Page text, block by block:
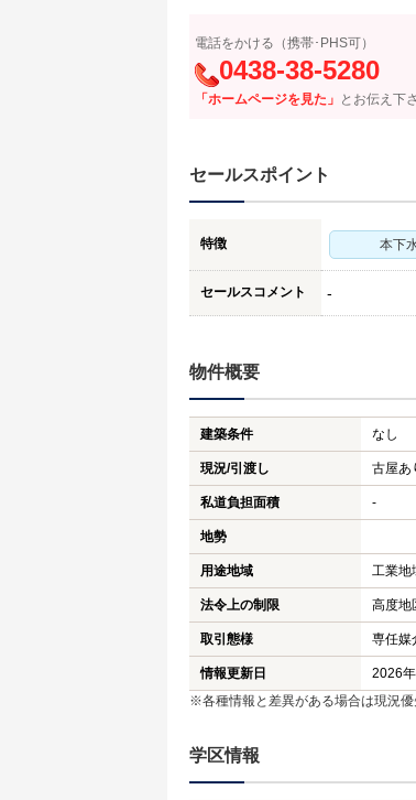
電話をかける（携帯･PHS可）
0438-38-5280
「ホームページを見た」 とお伝え下
セールスポイント
特徴 本下
セールスコメント -
物件概要
建築条件 なし
現況/引渡し 古屋あ
私道負担面積 -
地勢
用途地域 工業地
法令上の制限 高度地
取引態様 専任媒
情報更新日 2026
※各種情報と差異がある場合は現況
学区情報